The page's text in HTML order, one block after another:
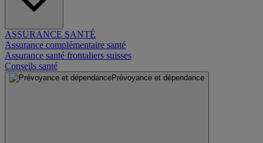
ASSURANCE SANTÉ
Assurance complémentaire santé
Assurance santé frontaliers suisses
Conseils santé
Prévoyance et dépendance